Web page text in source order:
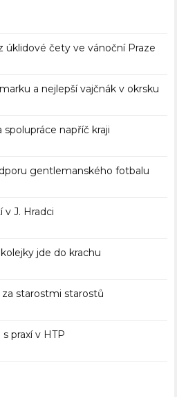
úklidové čety ve vánoční Praze
a nejlepší vajčnák v okrsku
spolupráce napříč kraji
gentlemanského fotbalu
J. Hradci
jde do krachu
starostmi starostů
praxí v HTP